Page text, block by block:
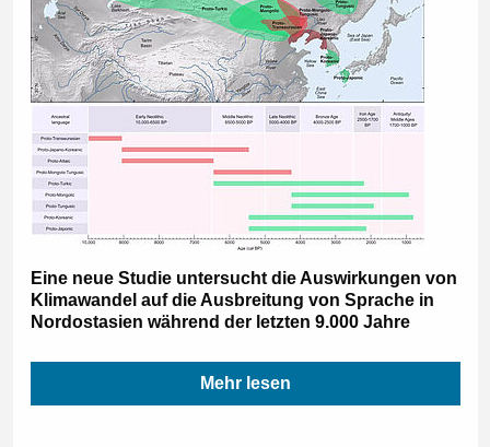
Eine neue Studie untersucht die Auswirkungen von
Klimawandel auf die Ausbreitung von Sprache in
Nordostasien während der letzten 9.000 Jahre
Mehr lesen